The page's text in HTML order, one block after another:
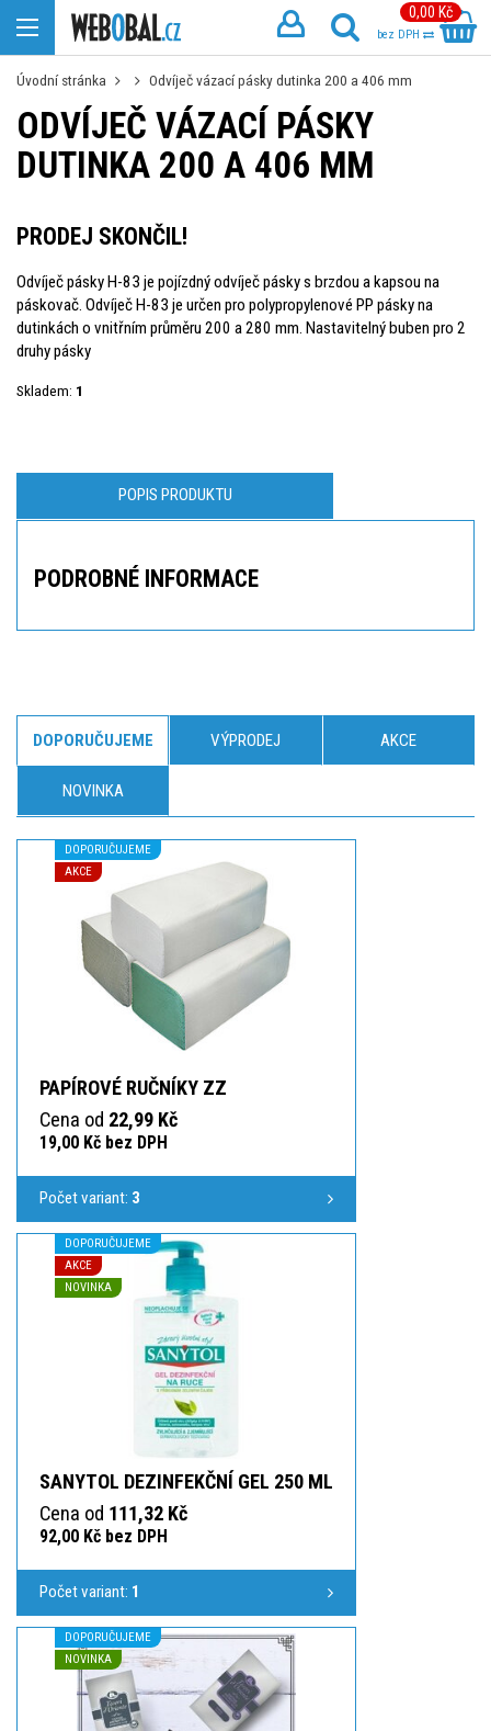
0,00 Kč
bez DPH
Úvodní stránka Odvíječ vázací pásky dutinka 200 a 406 mm
ODVÍJEČ VÁZACÍ PÁSKY
DUTINKA 200 A 406 MM
PRODEJ SKONČIL!
Odvíječ pásky H-83 je pojízdný odvíječ pásky s brzdou a kapsou na
páskovač. Odvíječ H-83 je určen pro polypropylenové PP pásky na
dutinkách o vnitřním průměru 200 a 280 mm. Nastavitelný buben pro 2
druhy pásky
Skladem: 1
POPIS PRODUKTU
PODROBNÉ INFORMACE
DOPORUČUJEME VÝPRODEJ AKCE
NOVINKA
DOPORUČUJEME
AKCE
PAPÍROVÉ RUČNÍKY ZZ
Cena od 22,99 Kč
19,00 Kč bez DPH
Počet variant: 3
DOPORUČUJEME
AKCE
NOVINKA
SANYTOL DEZINFEKČNÍ GEL 250 ML
Cena od 111,32 Kč
92,00 Kč bez DPH
Počet variant: 1
DOPORUČUJEME
NOVINKA